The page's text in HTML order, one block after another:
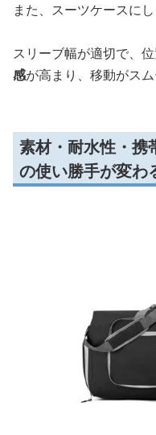
また、スーツケースに
スリーブ幅が適切で、
感が高まり、移動がスム
素材・耐水性・携
の使い勝手が変わ